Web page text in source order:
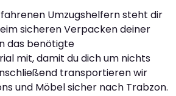
Umzugshelfern steht dir
sicheren Verpacken deiner
das benötigte
mit, damit du dich um nichts
transportieren wir
und Möbel sicher nach Trabzon.